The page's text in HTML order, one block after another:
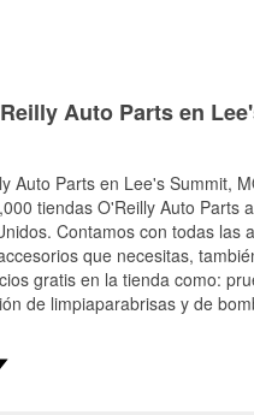
Auto Parts en
Auto Parts en Lee's Summit,
tiendas O'Reilly Auto Parts
Contamos con todas las
que necesitas,
gratis en la tienda como:
de limpiaparabrisas y de